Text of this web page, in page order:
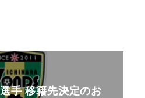
手 移籍先決定のお